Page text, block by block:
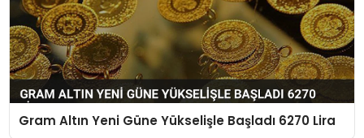
Gram Altın Yeni Güne Yükselişle Başladı 6270 Lira